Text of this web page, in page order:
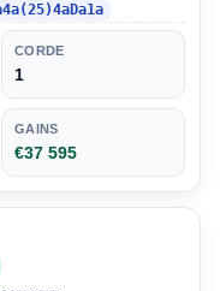
CORDE
1
GAINS
€37 595